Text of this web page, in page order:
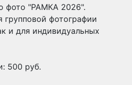
фото "РАМКА 2026".
групповой фотографии
и для индивидуальных
500 руб.